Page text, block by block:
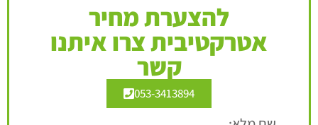
להצערת מחיר
אטרקטיבית צרו איתנו
קשר
053-3413894